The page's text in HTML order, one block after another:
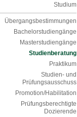
Studium
Übergangsbestimmungen
Bachelorstudiengänge
Masterstudiengänge
Studienberatung
Praktikum
Studien- und
Prüfungsausschuss
Promotion/Habilitation
Prüfungsberechtigte
Dozierende